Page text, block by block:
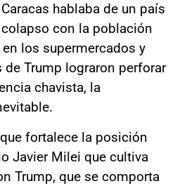
hablaba de un país
con la población
los supermercados y
Trump lograron perforar
chavista, la
fortalece la posición
Javier Milei que cultiva
Trump, que se comporta